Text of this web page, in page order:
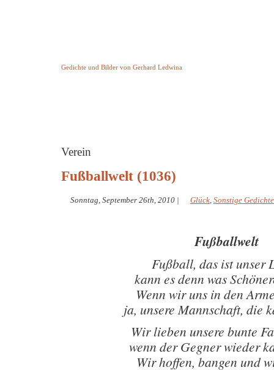
Gedichte und Bilder von Gerhard Ledwina
Verein
Fußballwelt (1036)
Sonntag, September 26th, 2010 | Glück, Sonstige Gedichte
Fußballwelt
Fußball, das ist unser
kann es denn was
Wenn wir uns in den
ja, unsere Mannschaft, die
Wir lieben unsere bunte
wenn der Gegner wieder
Wir hoffen, bangen und